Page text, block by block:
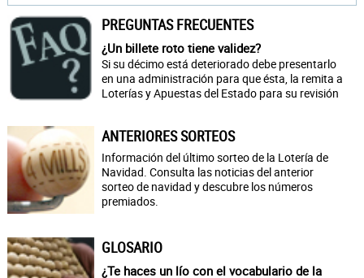
PREGUNTAS FRECUENTES
¿Un billete roto tiene validez?
Si su décimo está deteriorado debe presentarlo
en una administración para que ésta, la remita a
Loterías y Apuestas del Estado para su revisión
ANTERIORES SORTEOS
Información del último sorteo de la Lotería de
Navidad. Consulta las noticias del anterior
sorteo de navidad y descubre los números
premiados.
GLOSARIO
¿Te haces un lío con el vocabulario de la